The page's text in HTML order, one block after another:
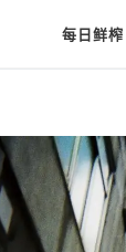
每日鲜榨